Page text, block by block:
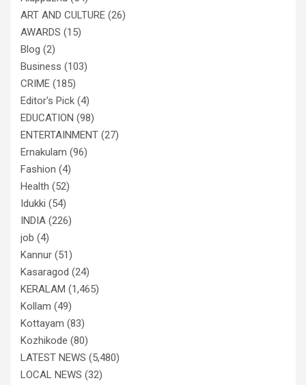
ART AND CULTURE (26)
AWARDS (15)
Blog (2)
Business (103)
CRIME (185)
Editor's Pick (4)
EDUCATION (98)
ENTERTAINMENT (27)
Ernakulam (96)
Fashion (4)
Health (52)
Idukki (54)
INDIA (226)
job (4)
Kannur (51)
Kasaragod (24)
KERALAM (1,465)
Kollam (49)
Kottayam (83)
Kozhikode (80)
LATEST NEWS (5,480)
LOCAL NEWS (32)